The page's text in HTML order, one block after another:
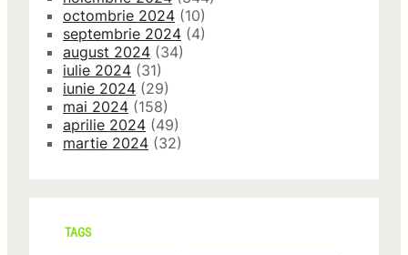
octombrie 2024 (10)
septembrie 2024 (4)
august 2024 (34)
iulie 2024 (31)
iunie 2024 (29)
mai 2024 (158)
aprilie 2024 (49)
martie 2024 (32)
TAGS